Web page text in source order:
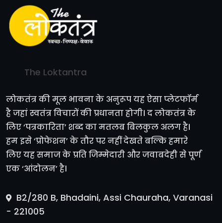
The Loktantra
लोकतंत्र की मूल भावना के अनुरूप यह ऐसा प्लेटफॉर्म
है जहां स्वतंत्र विचारों की प्रधानता होगी। द लोकतंत्र के
लिए ‘पत्रकारिता’ शब्द का मतलब बिलकुल अलग है।
हम इसे ‘प्रोफेशन’ के तौर पर नहीं देखते बल्कि हमारे
लिए यह समाज के प्रति जिम्मेदारी और जवाबदेही से पूर्ण
एक ‘आंदोलन’ है।
B2/280 B, Bhadaini, Assi Chauraha, Varanasi
- 221005